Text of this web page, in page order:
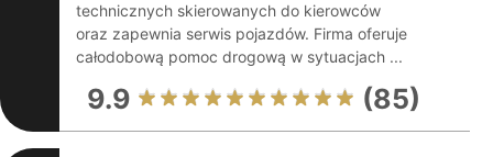
technicznych skierowanych do kierowców
oraz zapewnia serwis pojazdów. Firma oferuje
całodobową pomoc drogową w sytuacjach ...
9.9 (85)